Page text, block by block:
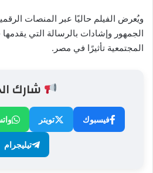
ويُعرض الفيلم حاليًا عبر المنصات
الجمهور وإشادات بالرسالة التي
المجتمعية تأثيرًا في مصر.
شارك
فيسبوك تويتر
تيليجرام